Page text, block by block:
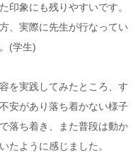
印象にも残りやすいです。
、実際に先生が行なってい
(学生)
を実践してみたところ、す
安があり落ち着かない様子
落ち着き、また普段は動か
たように感じました。